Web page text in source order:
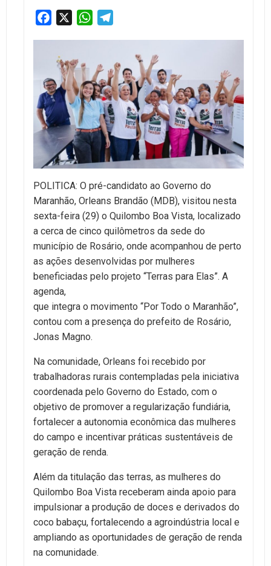
Facebook WhatsApp
POLITICA: O pré-candidato ao Governo do
Maranhão, Orleans Brandão (MDB), visitou nesta
sexta-feira (29) o Quilombo Boa Vista, localizado
a cerca de cinco quilômetros da sede do
município de Rosário, onde acompanhou de perto
as ações desenvolvidas por mulheres
beneficiadas pelo projeto “Terras para Elas”. A
agenda,
que integra o movimento “Por Todo o Maranhão”,
contou com a presença do prefeito de Rosário,
Jonas Magno.
Na comunidade, Orleans foi recebido por
trabalhadoras rurais contempladas pela iniciativa
coordenada pelo Governo do Estado, com o
objetivo de promover a regularização fundiária,
fortalecer a autonomia econômica das mulheres
do campo e incentivar práticas sustentáveis de
geração de renda.
Além da titulação das terras, as mulheres do
Quilombo Boa Vista receberam ainda apoio para
impulsionar a produção de doces e derivados do
coco babaçu, fortalecendo a agroindústria local e
ampliando as oportunidades de geração de renda
na comunidade.